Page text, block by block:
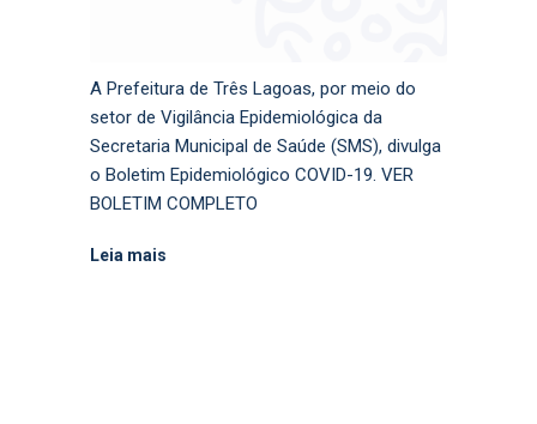
A Prefeitura de Três Lagoas, por meio do
setor de Vigilância Epidemiológica da
Secretaria Municipal de Saúde (SMS), divulga
o Boletim Epidemiológico COVID-19. VER
BOLETIM COMPLETO
Leia mais